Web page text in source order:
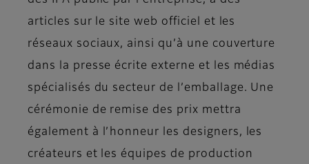
articles sur le site web officiel et les
réseaux sociaux, ainsi qu’à une couverture
dans la presse écrite externe et les médias
spécialisés du secteur de l’emballage. Une
cérémonie de remise des prix mettra
également à l’honneur les designers, les
créateurs et les équipes de production